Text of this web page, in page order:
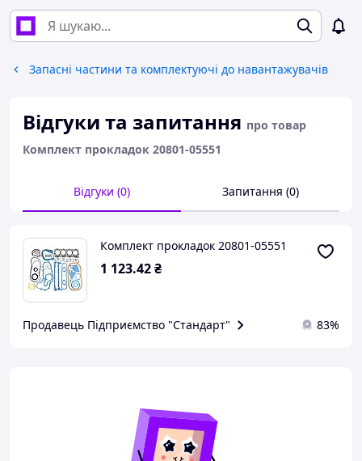
Запасні частини та комплектуючі до навантажувачів
Відгуки та запитання про товар
Комплект прокладок 20801-05551
Відгуки (0) Запитання (0)
Комплект прокладок 20801-05551
1 123.42₴
Продавець Підприємство "Стандарт" 83%